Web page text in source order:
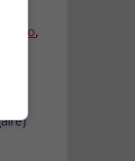
Canto,